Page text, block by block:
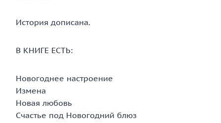
История дописана.
В КНИГЕ ЕСТЬ:
Новогоднее настроение
Измена
Новая любовь
Счастье под Новогодний блюз